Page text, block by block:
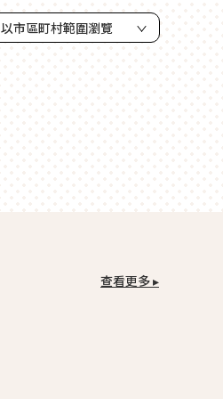
以市區町村範圍瀏覽
查看更多 ▸